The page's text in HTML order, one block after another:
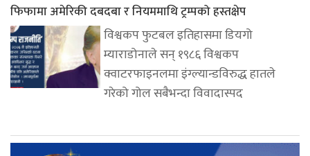
फिफामा अमेरिकी दबदबा र नियममाथि ट्रम्पको हस्तक्षेप
विश्वकप फुटबल इतिहासमा डियगो
म्याराडोनाले सन् १९८६ विश्वकप
क्वाटरफाइनलमा इंग्ल्यान्डविरुद्ध हातले
गरेको गोल सबैभन्दा विवादास्पद